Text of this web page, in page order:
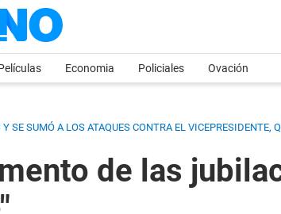
Economia Policiales Ovación
SUMÓ A LOS ATAQUES CONTRA EL VICEPRESIDENTE,
de las